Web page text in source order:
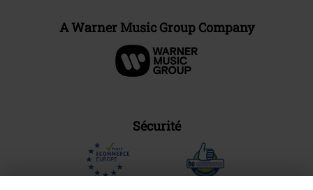
A Warner Music Group Company
Sécurité